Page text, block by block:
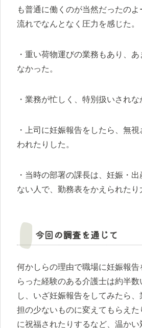
も普通に働くのが当然だったの
流れでなんとなく圧力を感じた。
・重い荷物運びの業務もあり、
なかった。
・業務が忙しく、特別扱いされな
・上司に妊娠報告をしたら、無
われたりした。
・当時の部署の課長は、妊娠・
ない人で、勤務表をかえられたり
今回の調査を通じて
何かしらの理由で職場に妊娠報告
らった経験のある介護士は約半
し、いざ妊娠報告をしてみたら
担の少ないものに変えてもらえた
に祝福されたりするなど、温か